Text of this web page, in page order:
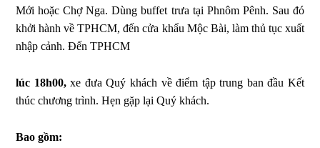
Mới hoặc Chợ Nga. Dùng buffet trưa tại Phnôm Pênh. Sau đó
khởi hành về TPHCM, đến cửa khẩu Mộc Bài, làm thủ tục xuất
nhập cảnh. Đến TPHCM
lúc 18h00,xe đưa Quý khách về điểm tập trung ban đầu Kết
thúc chương trình. Hẹn gặp lại Quý khách.
Bao gồm: